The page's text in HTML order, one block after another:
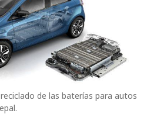
de las baterías para autos